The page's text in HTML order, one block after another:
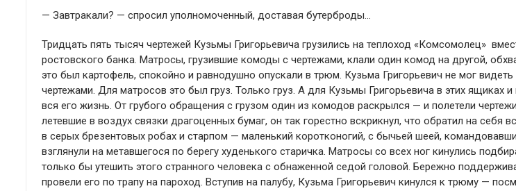
— Завтракали? — спросил уполномоченный, доставая бутерброды…
Тридцать пять тысяч чертежей Кузьмы Григорьевича грузились на теплоход «Комсомолец»
ростовского банка. Матросы, грузившие комоды с чертежами, клали один комод на другой,
это был картофель, спокойно и равнодушно опускали в трюм. Кузьма Григорьевич не мог
чертежами. Для матросов это был груз. Только груз. А для Кузьмы Григорьевича в этих ящиках
вся его жизнь. От грубого обращения с грузом один из комодов раскрылся — и полетели
летевшие в воздух связки драгоценных бумаг, он так горестно вскрикнул, что обратил на себя
в серых брезентовых робах и старпом — маленький коротконогий, с бычьей шеей,
взглянули на метавшегося по берегу худенького старичка. Матросы со всех ног кинулись
только бы утешить этого странного человека с обнаженной седой головой. Бережно
провели его по трапу на пароход. Вступив на палубу, Кузьма Григорьевич кинулся к трюму —